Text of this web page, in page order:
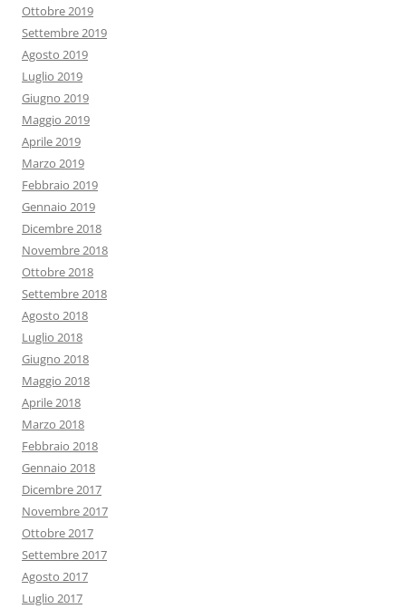
Ottobre 2019
Settembre 2019
Agosto 2019
Luglio 2019
Giugno 2019
Maggio 2019
Aprile 2019
Marzo 2019
Febbraio 2019
Gennaio 2019
Dicembre 2018
Novembre 2018
Ottobre 2018
Settembre 2018
Agosto 2018
Luglio 2018
Giugno 2018
Maggio 2018
Aprile 2018
Marzo 2018
Febbraio 2018
Gennaio 2018
Dicembre 2017
Novembre 2017
Ottobre 2017
Settembre 2017
Agosto 2017
Luglio 2017